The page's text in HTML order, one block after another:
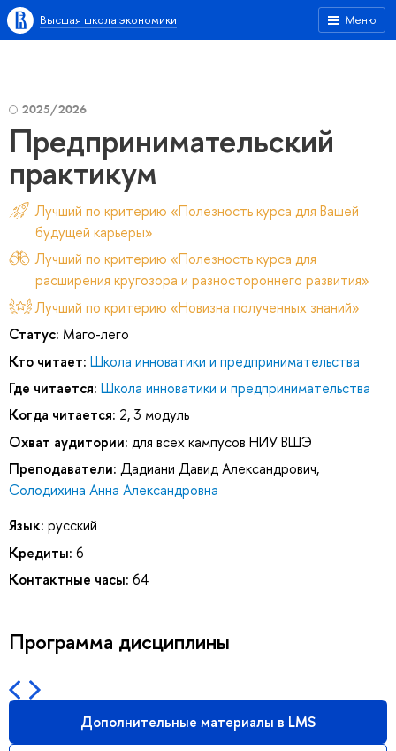
Меню
Высшая школа экономики
2025/2026
Предпринимательский
практикум
Лучший по критерию «Полезность курса для Вашей
будущей карьеры»
Лучший по критерию «Полезность курса для
расширения кругозора и разностороннего развития»
Лучший по критерию «Новизна полученных знаний»
Статус: Маго-лего
Кто читает: Школа инноватики и предпринимательства
Где читается: Школа инноватики и предпринимательства
Когда читается: 2, 3 модуль
Охват аудитории: для всех кампусов НИУ ВШЭ
Преподаватели: Дадиани Давид Александрович,
Солодихина Анна Александровна
Язык: русский
Кредиты: 6
Контактные часы: 64
Программа дисциплины
Дополнительные материалы в LMS